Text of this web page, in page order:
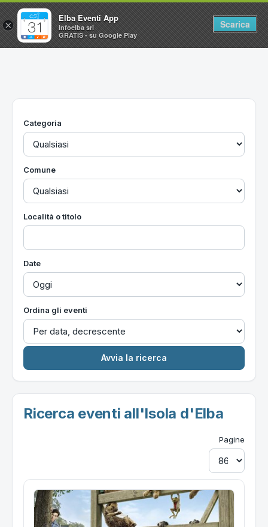
Home
Utilità
Categoria
Comune
Località o titolo
Date
Ordina gli eventi
Ricerca eventi all'Isola d'Elba
Pagine
×
Elba Eventi App
Infoelba srl
GRATIS - su Google Play
Scarica